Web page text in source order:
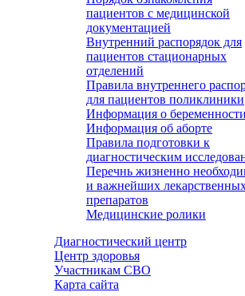
пациентов с медицинской
документацией
Внутренний распорядок для
пациентов стационарных
отделений
Правила внутреннего
для пациентов поликлиники
Информация о беременности
Информация об аборте
Правила подготовки к
диагностическим
Перечнь жизненно
и важнейших
препаратов
Медицинские ролики
Диагностический центр
Центр здоровья
Участникам СВО
Карта сайта